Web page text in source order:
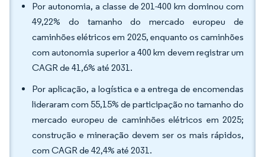
Por autonomia, a classe de 201-400 km dominou com
49,22% do tamanho do mercado europeu de
caminhões elétricos em 2025, enquanto os caminhões
com autonomia superior a 400 km devem registrar um
CAGR de 41,6% até 2031.
Por aplicação, a logística e a entrega de encomendas
lideraram com 55,15% de participação no tamanho do
mercado europeu de caminhões elétricos em 2025;
construção e mineração devem ser os mais rápidos,
com CAGR de 42,4% até 2031.